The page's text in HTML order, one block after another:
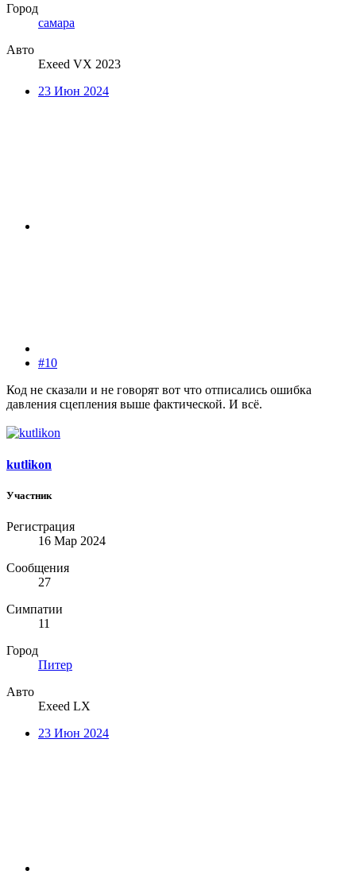
Город
самара
Авто
Exeed VX 2023
23 Июн 2024
#10
Код не сказали и не говорят вот что отписались ошибка
давления сцепления выше фактической. И всё.
kutlikon
Участник
Регистрация
16 Мар 2024
Сообщения
27
Симпатии
11
Город
Питер
Авто
Exeed LX
23 Июн 2024